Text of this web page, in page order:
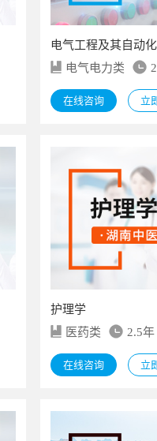
电气工程及其自动化
电气电力类
在线咨询 立
护理学
医药类
2.5年
在线咨询 立